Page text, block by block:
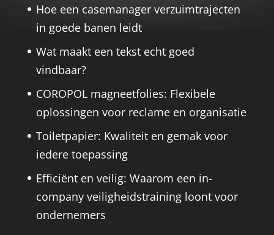
Hoe een casemanager verzuimtrajecten
in goede banen leidt
Wat maakt een tekst echt goed
vindbaar?
COROPOL magneetfolies: Flexibele
oplossingen voor reclame en organisatie
Toiletpapier: Kwaliteit en gemak voor
iedere toepassing
Efficiënt en veilig: Waarom een in-
company veiligheidstraining loont voor
ondernemers